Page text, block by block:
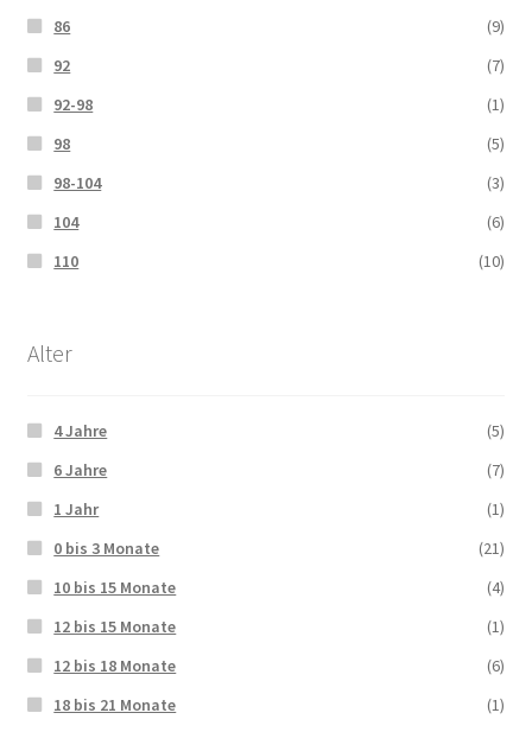
86
(9)
92
(7)
92-98
(1)
98
(5)
98-104
(3)
104
(6)
110
(10)
Alter
4 Jahre
(5)
6 Jahre
(7)
1 Jahr
(1)
0 bis 3 Monate
(21)
10 bis 15 Monate
(4)
12 bis 15 Monate
(1)
12 bis 18 Monate
(6)
18 bis 21 Monate
(1)